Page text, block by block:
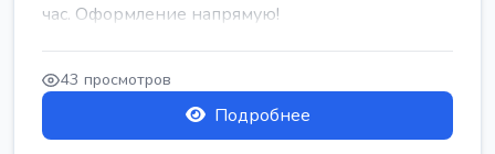
час. Оформление напрямую!
43 просмотров
Подробнее